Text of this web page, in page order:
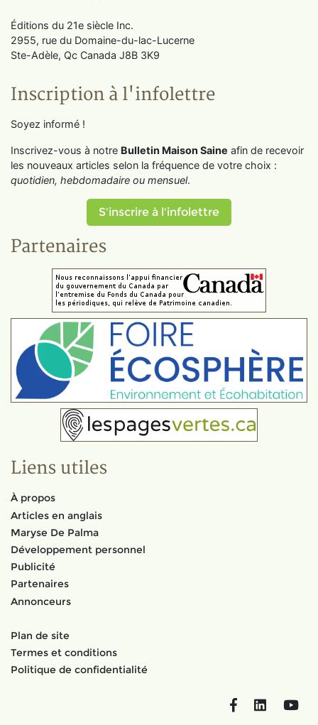
Éditions du 21e siècle Inc.
2955, rue du Domaine-du-lac-Lucerne
Ste-Adèle, Qc Canada J8B 3K9
Inscription à l'infolettre
Soyez informé !
Inscrivez-vous à notre Bulletin Maison Saine afin de recevoir
les nouveaux articles selon la fréquence de votre choix :
quotidien, hebdomadaire ou mensuel.
S'inscrire à l'infolettre
Partenaires
Liens utiles
À propos
Articles en anglais
Maryse De Palma
Développement personnel
Publicité
Partenaires
Annonceurs
Plan de site
Termes et conditions
Politique de confidentialité
FacebookLinkedIn